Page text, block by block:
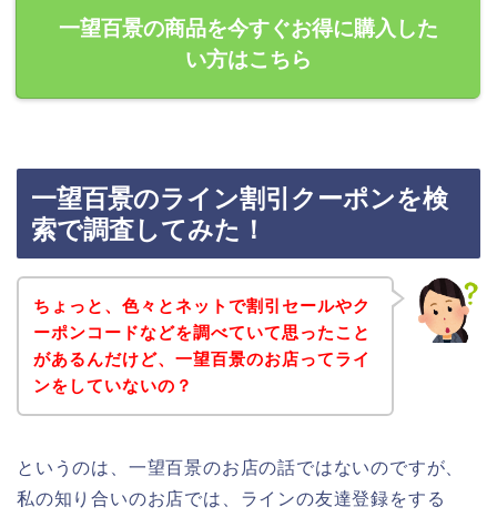
一望百景の商品を今すぐお得に購入した
い方はこちら
一望百景のライン割引クーポンを検
索で調査してみた！
ちょっと、色々とネットで割引セールやク
ーポンコードなどを調べていて思ったこと
があるんだけど、一望百景のお店ってライ
ンをしていないの？
というのは、一望百景のお店の話ではないのですが、
私の知り合いのお店では、ラインの友達登録をする